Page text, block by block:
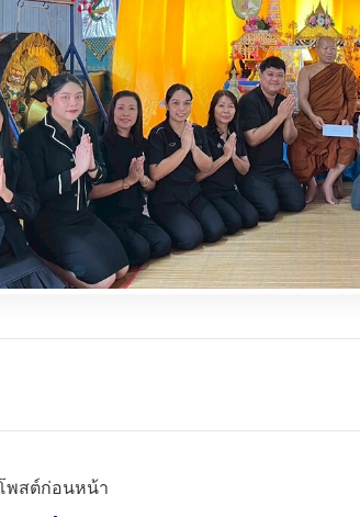
พสต์ก่อนหน้า